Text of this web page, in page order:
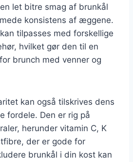
let bitre smag af brunkål
konsistens af æggene.
tilpasses med forskellige
hvilket gør den til en
brunch med venner og
kan også tilskrives dens
fordele. Den er rig på
herunder vitamin C, K
der er gode for
brunkål i din kost kan